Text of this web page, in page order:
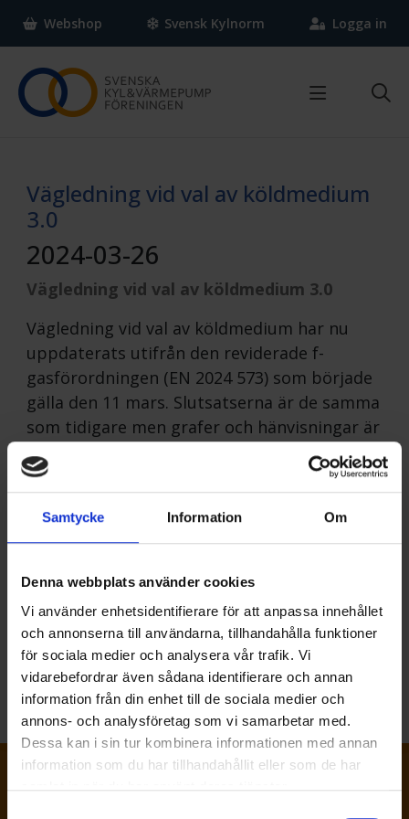
Samtycke Information Om
Denna webbplats använder cookies
Vi använder enhetsidentifierare för att anpassa innehållet
och annonserna till användarna, tillhandahålla funktioner
för sociala medier och analysera vår trafik. Vi
vidarebefordrar även sådana identifierare och annan
information från din enhet till de sociala medier och
annons- och analysföretag som vi samarbetar med.
Dessa kan i sin tur kombinera informationen med annan
information som du har tillhandahållit eller som de har
samlat in när du har använt deras tjänster.
Webshop Svensk Kylnorm Logga in
Vad gör Svenska Kyl & Värmepumpföreningen?
Vi som jobbar här
Kontakta oss
Press
Bli medlem
Varför bli medlem?
Medlemsförmåner
Våra medlemmar
Aktiviteter
Nyheter
Tidningen Klimat
Statistik
Jobb & Utbildning
Bli Kyl- och värmepumptekniker
Branschregler
Kyla
Svensk Kylnorm
Kommersiell kyla
Köldmedier
Myndighetskrav
Om värmepumpar
Fakta om värmepumpar
Villa
Fastighet
Certifiering & Kvalitet
Besparingskalkyl
Vägledning vid val av köldmedium
3.0
2024-03-26
Vägledning vid val av köldmedium 3.0
Vägledning vid val av köldmedium har nu
uppdaterats utifrån den reviderade f-
gasförordningen (EN 2024 573) som började
gälla den 11 mars. Slutsatserna är de samma
som tidigare men grafer och hänvisningar är
uppdaterade.
Vägledning vid val av köldmedium v3.0.pdf